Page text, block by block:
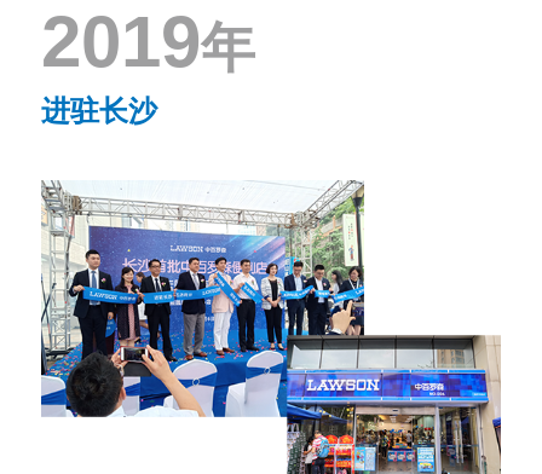
2019年
进驻长沙